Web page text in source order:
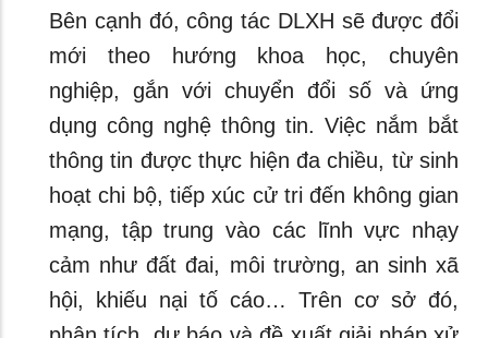
Bên cạnh đó, công tác DLXH sẽ được đổi
mới theo hướng khoa học, chuyên
nghiệp, gắn với chuyển đổi số và ứng
dụng công nghệ thông tin. Việc nắm bắt
thông tin được thực hiện đa chiều, từ sinh
hoạt chi bộ, tiếp xúc cử tri đến không gian
mạng, tập trung vào các lĩnh vực nhạy
cảm như đất đai, môi trường, an sinh xã
hội, khiếu nại tố cáo… Trên cơ sở đó,